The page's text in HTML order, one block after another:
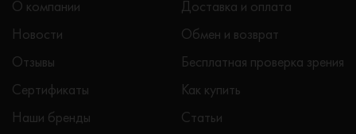
О компании
Новости
Отзывы
Сертификаты
Наши бренды
Доставка и оплата
Обмен и возврат
Бесплатная проверка зрения
Как купить
Статьи